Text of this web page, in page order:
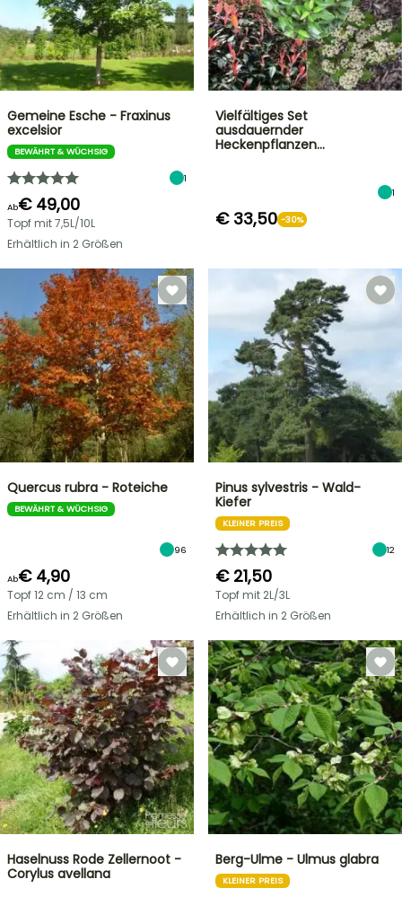
Gemeine Esche - Fraxinus
excelsior
BEWÄHRT & WÜCHSIG
1
Ab€ 49,00
Topf mit 7,5L/10L
Erhältlich in 2 Größen
Vielfältiges Set
ausdauernder
Heckenpflanzen…
1
€ 33,50 -30%
Quercus rubra - Roteiche
BEWÄHRT & WÜCHSIG
96
Ab€ 4,90
Topf 12 cm / 13 cm
Erhältlich in 2 Größen
Pinus sylvestris - Wald-
Kiefer
KLEINER PREIS
12
€ 21,50
Topf mit 2L/3L
Erhältlich in 2 Größen
Haselnuss Rode Zellernoot -
Corylus avellana
Berg-Ulme - Ulmus glabra
KLEINER PREIS